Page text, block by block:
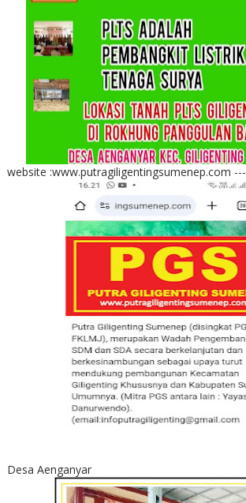
website :www.putragiligentingsumenep.com ---
Desa Aenganyar